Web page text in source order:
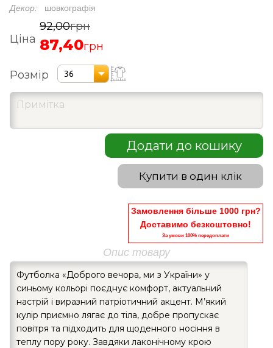
Декор: шовкографія
Ціна
92,00грн
87,40грн
Розмір 36
Додати до кошику
Купити в один клік
Замовлення більше 1000 грн?
Доставимо безкоштовно!
За умови 100% передоплати
Опис товару
Футболка «Доброго вечора, ми з України» у
синьому кольорі поєднує комфорт, актуальний
настрій і виразний патріотичний акцент. М’який
кулір приємно лягає до тіла, добре пропускає
повітря та підходить для щоденного носіння в
теплу пору року. Завдяки лаконічному крою